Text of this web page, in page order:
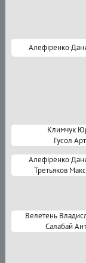
Алефіренко
Климчук
Гусол
Алефіренко
Третьяков
Велетень
Салабай